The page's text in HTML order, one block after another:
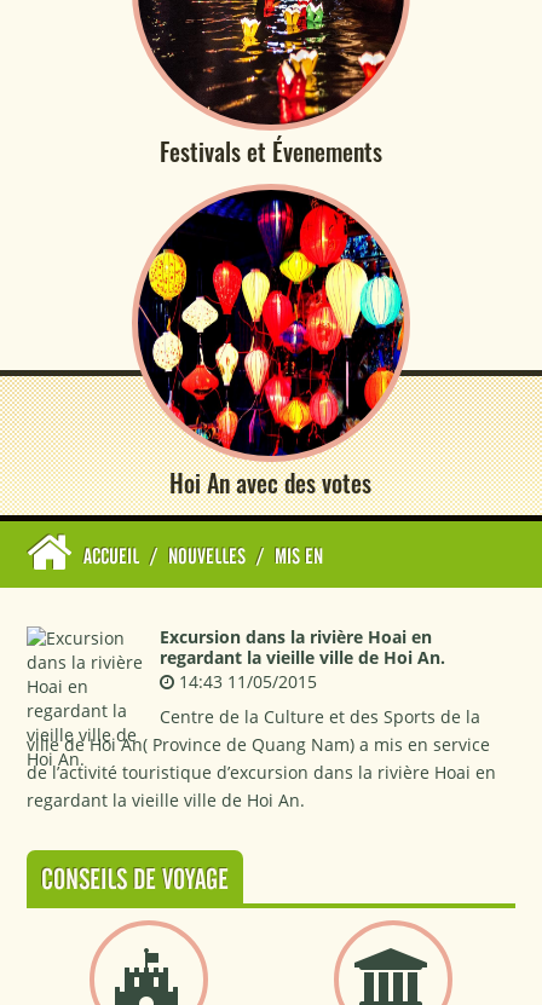
Festivals et Évenements
Hoi An avec des votes
ACCUEIL / NOUVELLES / MIS EN
Excursion dans la rivière Hoai en
regardant la vieille ville de Hoi An.
14:43 11/05/2015
Centre de la Culture et des Sports de la
ville de Hoi An( Province de Quang Nam) a mis en service
de l’activité touristique d’excursion dans la rivière Hoai en
regardant la vieille ville de Hoi An.
CONSEILS DE VOYAGE